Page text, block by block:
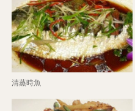
清蒸時魚